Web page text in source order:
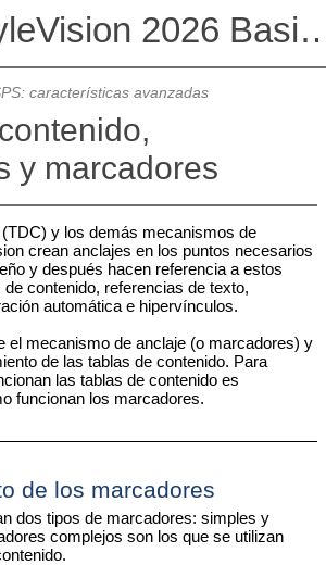
Altova StyleVision
características avanzadas
y marcadores
y los demás mecanismos de
crean anclajes en los puntos necesarios
y después hacen referencia a estos
contenido, referencias de texto,
automática e hipervínculos.
el mecanismo de anclaje (o marcadores) y
de las tablas de contenido. Para
las tablas de contenido es
funcionan los marcadores.
de los marcadores
dos tipos de marcadores: simples y
complejos son los que se utilizan